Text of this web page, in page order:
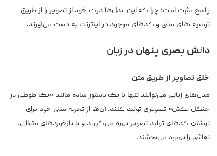
پاسخ مثبت است؛ چرا که این مدل‌ها درک خود از تصویر را از طریق
توصیف‌های متنی و کدهای موجود در اینترنت به دست می‌آورند.
دانش بصری پنهان در زبان
خلق تصاویر از طریق متن
مدل‌های زبانی می‌توانند تنها با یک دستور ساده مانند «یک طوطی در
جنگل بکش» تصویری تولید کنند. آن‌ها از تجربه متنی خود برای
نوشتن کدهای تولید تصویر بهره می‌گیرند و با بازخوردهای متوالی،
نقاشی را بهبود می‌بخشند.